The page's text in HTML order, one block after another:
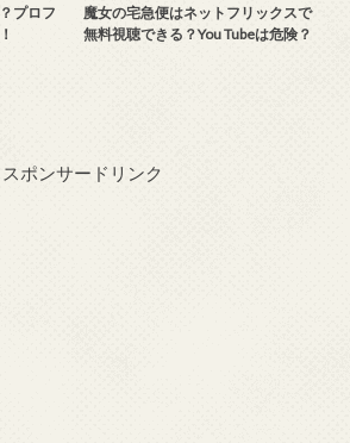
プロフ
魔女の宅急便はネットフリックスで
無料視聴できる？You Tubeは危険？
スポンサードリンク